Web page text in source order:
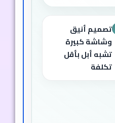
تصميم أنيق
وشاشة كبيرة
تشبه أبل بأقل
تكلفة